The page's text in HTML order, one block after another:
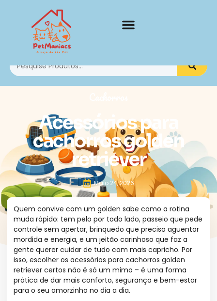
Acessórios para
cachorros golden
retriever
Maio 24, 2026
Quem convive com um golden sabe como a rotina
muda rápido: tem pelo por todo lado, passeio que pede
controle sem apertar, brinquedo que precisa aguentar
mordida e energia, e um jeitão carinhoso que faz a
gente querer cuidar de tudo com mais capricho. Por
isso, escolher os acessórios para cachorros golden
retriever certos não é só um mimo – é uma forma
prática de dar mais conforto, segurança e bem-estar
para o seu amorzinho no dia a dia.